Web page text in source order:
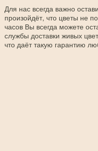
Для нас всегда важно
произойдёт, что цветы не
часов Вы всегда можете
службы доставки живых
что даёт такую гарантию